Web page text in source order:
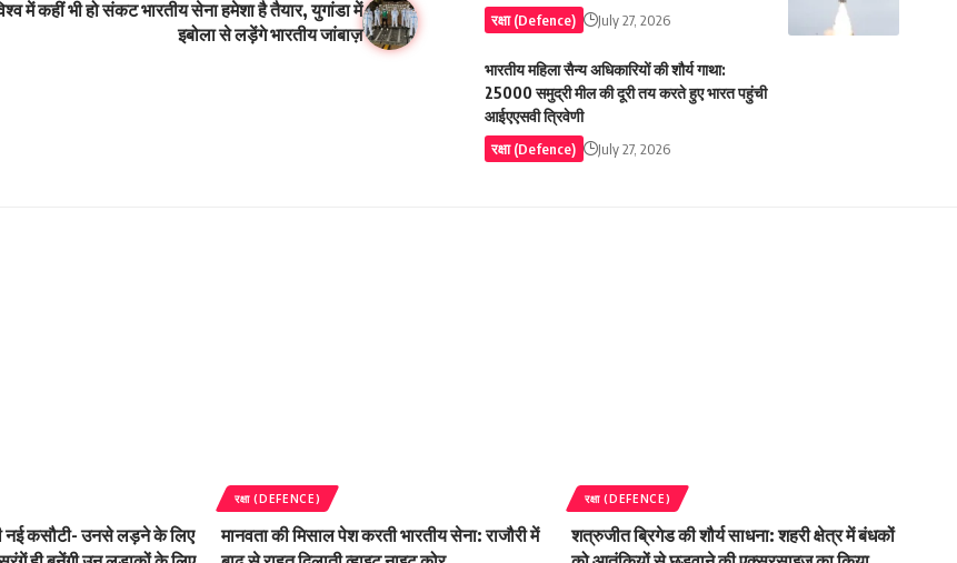
में कहीं भी हो संकट भारतीय सेना हमेशा है तैयार, युगांडा में
इबोला से लड़ेंगे भारतीय जांबाज़
रक्षा (Defence) July 27, 2026
भारतीय महिला सैन्य अधिकारियों की शौर्य गाथा:
25000 समुद्री मील की दूरी तय करते हुए भारत पहुंची
आईएएसवी त्रिवेणी
रक्षा (Defence) July 27, 2026
नई कसौटी- उनसे लड़ने के लिए
रक्षा (DEFENCE)
मानवता की मिसाल पेश करती भारतीय सेना: राजौरी में
रक्षा (DEFENCE)
शत्रुजीत ब्रिगेड की शौर्य साधना: शहरी क्षेत्र में बंधकों